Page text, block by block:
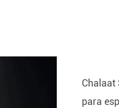
Chalaat
para